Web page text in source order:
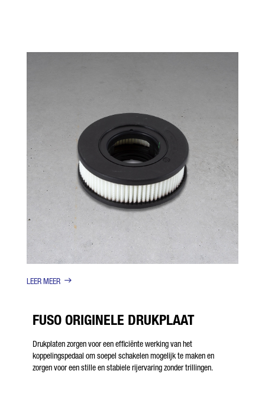
LEER MEER
FUSO ORIGINELE DRUKPLAAT
Drukplaten zorgen voor een efficiënte werking van het
koppelingspedaal om soepel schakelen mogelijk te maken en
zorgen voor een stille en stabiele rijervaring zonder trillingen.